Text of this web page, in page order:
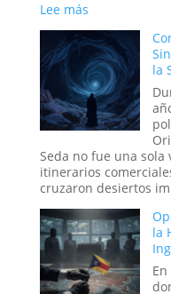
la
Lee más:
el
Arca
de
la
Alianza
una
Batería
Antigua?
La
teoría
del
Relato
Bíblico
la
Seda no fue una
itinerarios
cruzaron desiertos
la